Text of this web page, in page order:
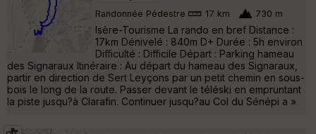
Randonnée Pédestre 17 km 730 m
Isère-Tourisme La rando en bref Distance :
17km Dénivelé : 840m D+ Durée : 5h environ
Difficulté : Difficile Départ : Parking hameau
des Signaraux Itinéraire : Au départ du hameau des Signaraux,
partir en direction de Sert Leyçons par un petit chemin en sous-
bois le long de la route. Passer devant le téléski en empruntant
la piste jusqu?à Clarafin. Continuer jusqu?au Col du Sénépi a »